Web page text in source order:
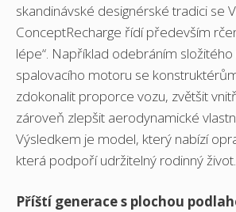
skandinávské designérské tradici se
ConceptRecharge řídí především
lépe“. Například odebráním
spalovacího motoru se
zdokonalit proporce vozu, zvětšit
zároveň zlepšit aerodynamické
Výsledkem je model, který nabízí
která podpoří udržitelný rodinný život.
Příští generace s plochou